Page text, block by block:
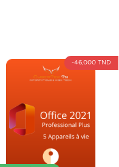
-46,000 TND